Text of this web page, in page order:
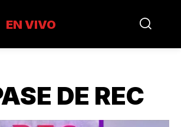
EN VIVO
DE REC